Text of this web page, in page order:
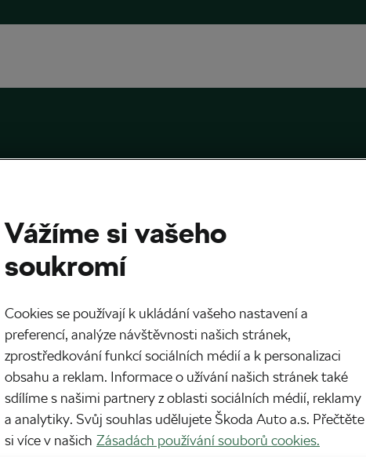
peloton
16:50
6 minut čtení
vysoký tep! Opakovaně přes 200 úderů za minutu. Incident z cíle bikového
Peter Sagan se následně podrobil zákroku v Itálii, při němž mu lékaři
senzor tepu. Trable se srdcem slovenského borce…
Vážíme si vašeho
soukromí
Cookies se používají k ukládání vašeho nastavení a
preferencí, analýze návštěvnosti našich stránek,
zprostředkování funkcí sociálních médií a k personalizaci
obsahu a reklam. Informace o užívání našich stránek také
sdílíme s našimi partnery z oblasti sociálních médií, reklamy
a analytiky. Svůj souhlas udělujete Škoda Auto a.s. Přečtěte
si více v našich Zásadách používání souborů cookies.